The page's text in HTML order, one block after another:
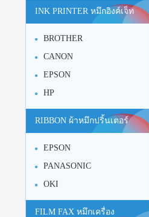
INK PRINTER หมึกอิงค์เจ็ท
BROTHER
CANON
EPSON
HP
RIBBON ผ้าหมึกปริ้นเตอร์
EPSON
PANASONIC
OKI
FILM FAX หมึกเครื่อง